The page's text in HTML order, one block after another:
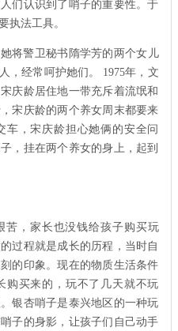
们认识到了哨子的重要性。于
执法工具。
将警卫秘书隋学芳的两个女儿
，经常呵护她们。 1975年，文
庆龄居住地一带充斥着流氓和
宋庆龄的两个养女周末都要来
车，宋庆龄担心她俩的安全问
，挂在两个养女的身上，起到
苦，家长也没钱给孩子购买玩
过程就是成长的历程，当时自
的印象。现在的物质生活条件
购买来的，玩不了几天就不玩
银杏哨子是泰兴地区的一种玩
子的身影，让孩子们自己动手